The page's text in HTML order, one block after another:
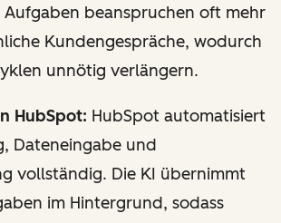
beanspruchen oft mehr
Kundengespräche, wodurch
unnötig verlängern.
HubSpot: HubSpot automatisiert
Dateneingabe und
vollständig. Die KI übernimmt
im Hintergrund, sodass